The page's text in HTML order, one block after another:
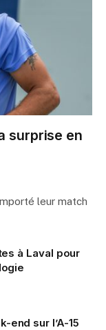
surprise en
leur match
à Laval pour
end sur l’A-15